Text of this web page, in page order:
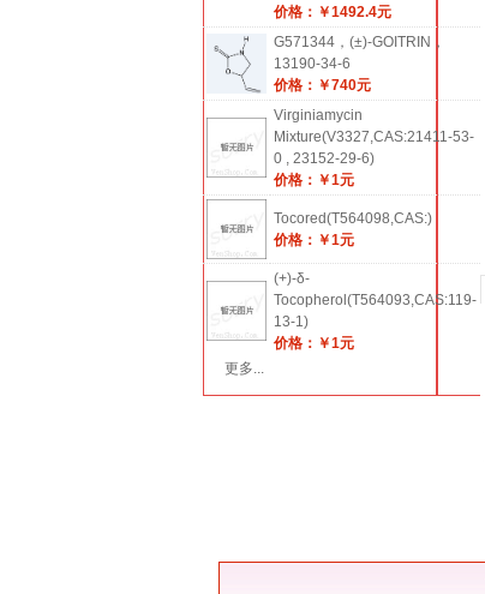
价格：￥1492.4元
G571344，(±)-GOITRIN，
13190-34-6
价格：￥740元
Virginiamycin
Mixture(V3327,CAS:21411-53-
0 , 23152-29-6)
价格：￥1元
Tocored(T564098,CAS:)
价格：￥1元
(+)-δ-
Tocopherol(T564093,CAS:119-
13-1)
价格：￥1元
更多...